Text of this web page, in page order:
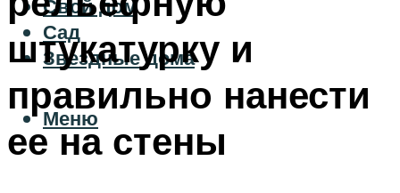
Свой дом
Сад
Звездные дома
Меню
штукатурку и
правильно нанести
ее на стены